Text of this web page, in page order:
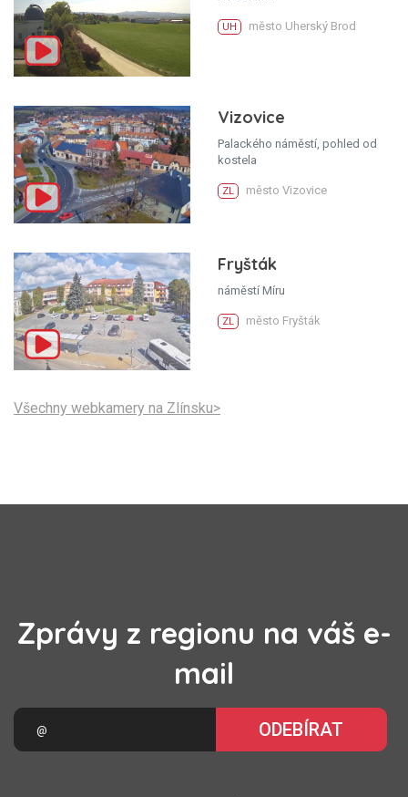
UH město Uherský Brod
Vizovice
Palackého náměstí, pohled od
kostela
ZL město Vizovice
Fryšták
náměstí Míru
ZL město Fryšták
Všechny webkamery na Zlínsku>
Zprávy z regionu na váš e-
mail
ODEBÍRAT